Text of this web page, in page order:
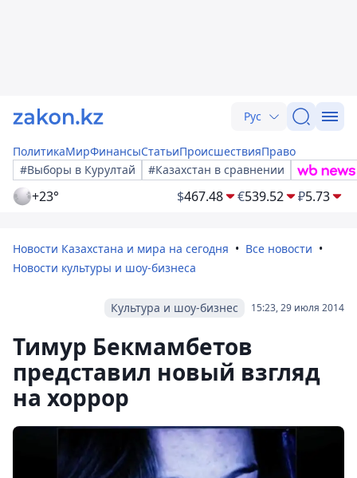
Рус
ПолитикаМирФинансыСтатьиПроисшествияПраво
#Выборы в Курултай
#Казахстан в сравнении
+23° $467.48 €539.52 ₽5.73
Новости Казахстана и мира на сегодня
Все новости
Новости культуры и шоу-бизнеса
15:23, 29 июля 2014
Культура и шоу-бизнес
Тимур Бекмамбетов
представил новый взгляд
на хоррор